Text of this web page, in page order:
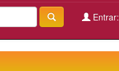
Entrar: